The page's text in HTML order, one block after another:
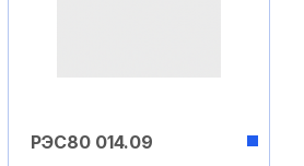
РЭС80 014.09